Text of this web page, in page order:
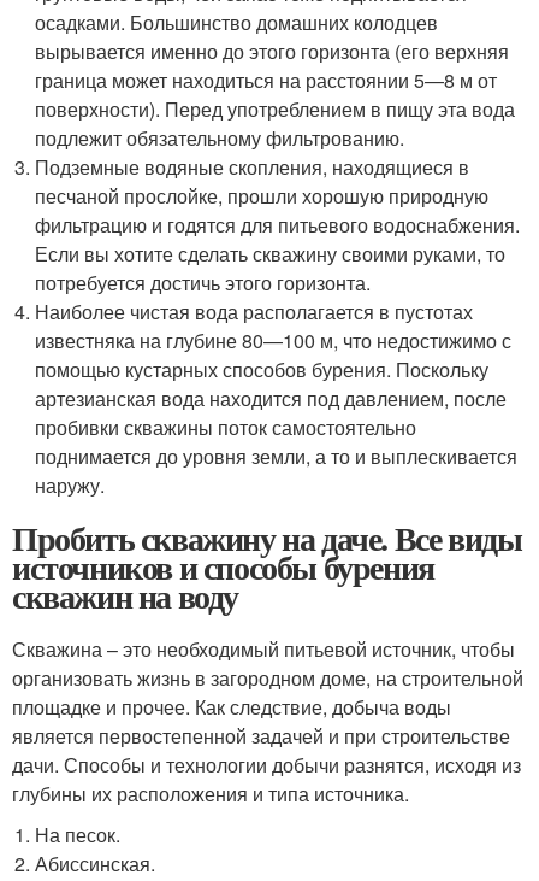
осадками. Большинство домашних колодцев
вырывается именно до этого горизонта (его верхняя
граница может находиться на расстоянии 5—8 м от
поверхности). Перед употреблением в пищу эта вода
подлежит обязательному фильтрованию.
Подземные водяные скопления, находящиеся в
песчаной прослойке, прошли хорошую природную
фильтрацию и годятся для питьевого водоснабжения.
Если вы хотите сделать скважину своими руками, то
потребуется достичь этого горизонта.
Наиболее чистая вода располагается в пустотах
известняка на глубине 80—100 м, что недостижимо с
помощью кустарных способов бурения. Поскольку
артезианская вода находится под давлением, после
пробивки скважины поток самостоятельно
поднимается до уровня земли, а то и выплескивается
наружу.
Пробить скважину на даче. Все виды
источников и способы бурения
скважин на воду
Скважина – это необходимый питьевой источник, чтобы
организовать жизнь в загородном доме, на строительной
площадке и прочее. Как следствие, добыча воды
является первостепенной задачей и при строительстве
дачи. Способы и технологии добычи разнятся, исходя из
глубины их расположения и типа источника.
На песок.
Абиссинская.